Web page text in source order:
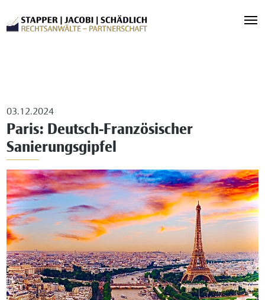
03.12.2024
Paris: Deutsch-Französischer
Sanierungsgipfel